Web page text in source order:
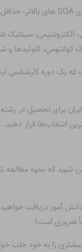
سینتیک
کلوئیدها و
یک دوره کارشناسی
برای تحصیل در
انتخاب‌ها قرار دهید.
که نحوه مطالعه
آموز دریافت
ضروری است!
همچنین ممکن است آموزش خصوصی را در نظر